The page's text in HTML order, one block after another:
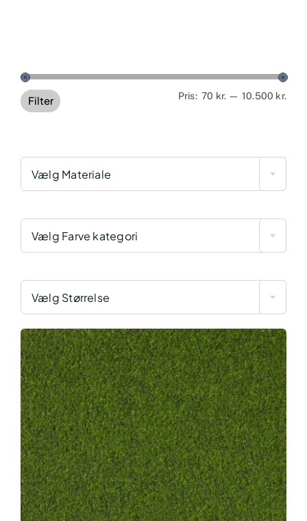
Filter Pris: 70 kr. — 10.500 kr.
Vælg Materiale
Vælg Farve kategori
Vælg Størrelse